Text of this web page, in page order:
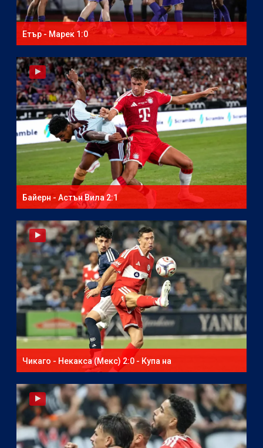
Етър - Марек 1:0
Байерн - Астън Вила 2:1
Чикаго - Некакса (Мекс) 2:0 - Купа на
северноамериканската лига